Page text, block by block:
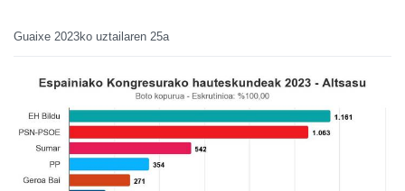
Guaixe 2023ko uztailaren 25a